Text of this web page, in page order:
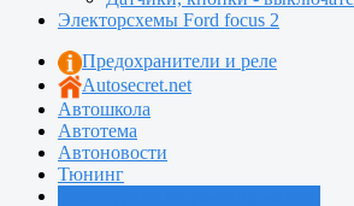
Электорсхемы Ford focus 2
Предохранители и реле
Autosecret.net
Автошкола
Автотема
Автоновости
Тюнинг